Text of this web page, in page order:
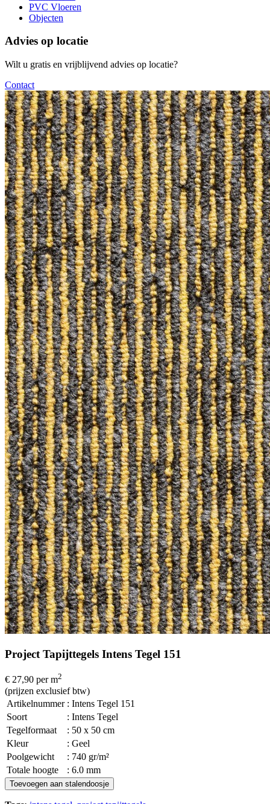
PVC Vloeren
Objecten
Advies op locatie
Wilt u gratis en vrijblijvend advies op locatie?
Contact
Project Tapijttegels Intens Tegel 151
€ 27,90 per m2
(prijzen exclusief btw)
Artikelnummer : Intens Tegel 151
Soort
: Intens Tegel
Tegelformaat
: 50 x 50 cm
Kleur
: Geel
Poolgewicht
: 740 gr/m²
Totale hoogte
: 6.0 mm
Toevoegen aan stalendoosje